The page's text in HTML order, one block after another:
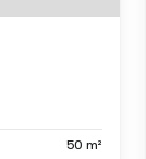
50 m²